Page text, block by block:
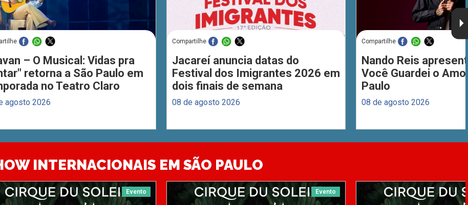
– O Musical: Vidas pra
retorna a São Paulo em
no Teatro Claro
agosto 2026
Compartilhe
Jacareí anuncia datas do
Festival dos Imigrantes 2026 em
dois finais de semana
08 de agosto 2026
Compartilhe
Nando Reis
Você Guardei o
Paulo
08 de agosto 2026
INTERNACIONAIS EM SÃO PAULO
Evento Evento